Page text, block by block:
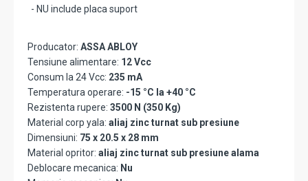
- NU include placa suport
Producator: ASSA ABLOY
Tensiune alimentare: 12 Vcc
Consum la 24 Vcc: 235 mA
Temperatura operare: -15 °C la +40 °C
Rezistenta rupere: 3500 N (350 Kg)
Material corp yala: aliaj zinc turnat sub presiune
Dimensiuni: 75 x 20.5 x 28 mm
Material opritor: aliaj zinc turnat sub presiune alama
Deblocare mecanica: Nu